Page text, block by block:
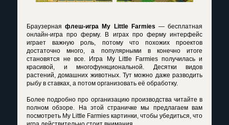
Браузернаяфлеш-игра My Little Farmies — бесплатная
онлайн-игра про ферму. В играх про ферму интерфейс
играет важную роль, потому что похожих проектов
достаточно много, а популярными в конечно итоге
становятся не все. Игра My Little Farmies получилась и
красивой, и многофункциональной. Десятки видов
растений, домашних животных. Тут можно даже разводить
рыбу в ставках, а потом организовать её обработку.
Более подробно про организацию производства читайте в
полном обзоре. На этой страничке мы предлагаем вам
посмотреть My Little Farmies картинки, чтобы убедиться, что